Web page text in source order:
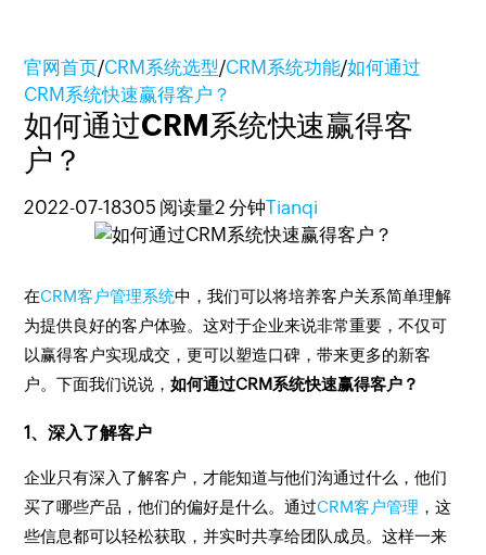
官网首页/CRM系统选型/CRM系统功能/如何通过
CRM系统快速赢得客户？
如何通过CRM系统快速赢得客
户？
2022-07-18305 阅读量2 分钟Tianqi
在CRM客户管理系统中，我们可以将培养客户关系简单理解
为提供良好的客户体验。这对于企业来说非常重要，不仅可
以赢得客户实现成交，更可以塑造口碑，带来更多的新客
户。下面我们说说，如何通过CRM系统快速赢得客户？
1、深入了解客户
企业只有深入了解客户，才能知道与他们沟通过什么，他们
买了哪些产品，他们的偏好是什么。通过CRM客户管理 ，这
些信息都可以轻松获取，并实时共享给团队成员。这样一来